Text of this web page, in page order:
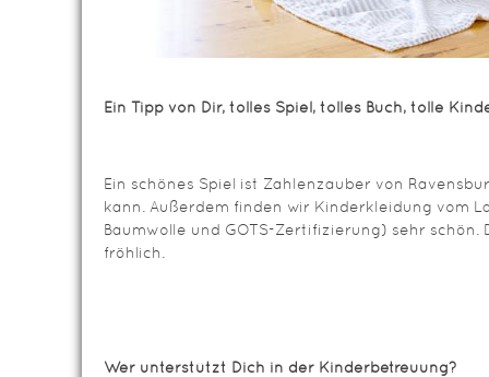
Ein Tipp von Dir, tolles Spiel, tolles Buch, tolle
Ein schönes Spiel ist Zahlenzauber von
kann. Außerdem finden wir Kinderkleidung vom
Baumwolle und GOTS-Zertifizierung) sehr
fröhlich.
Wer unterstützt Dich in der Kinderbetreuung?